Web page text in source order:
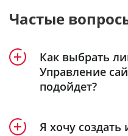
Частые
Как выбрать
Управление
подойдет?
Продукт «1С-
Я хочу создать